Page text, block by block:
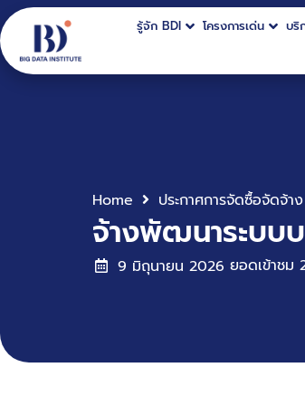
รู้จัก BDI โครงการเด่น บริ
Home ประกาศการจัดซื้อจัดจ้าง
จ้างพัฒนาระบบ
9 มิถุนายน 2026 ยอดเข้าชม